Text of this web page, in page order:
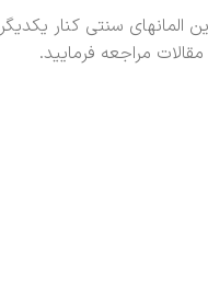
سنتی کنار
مراجعه فرمایید.